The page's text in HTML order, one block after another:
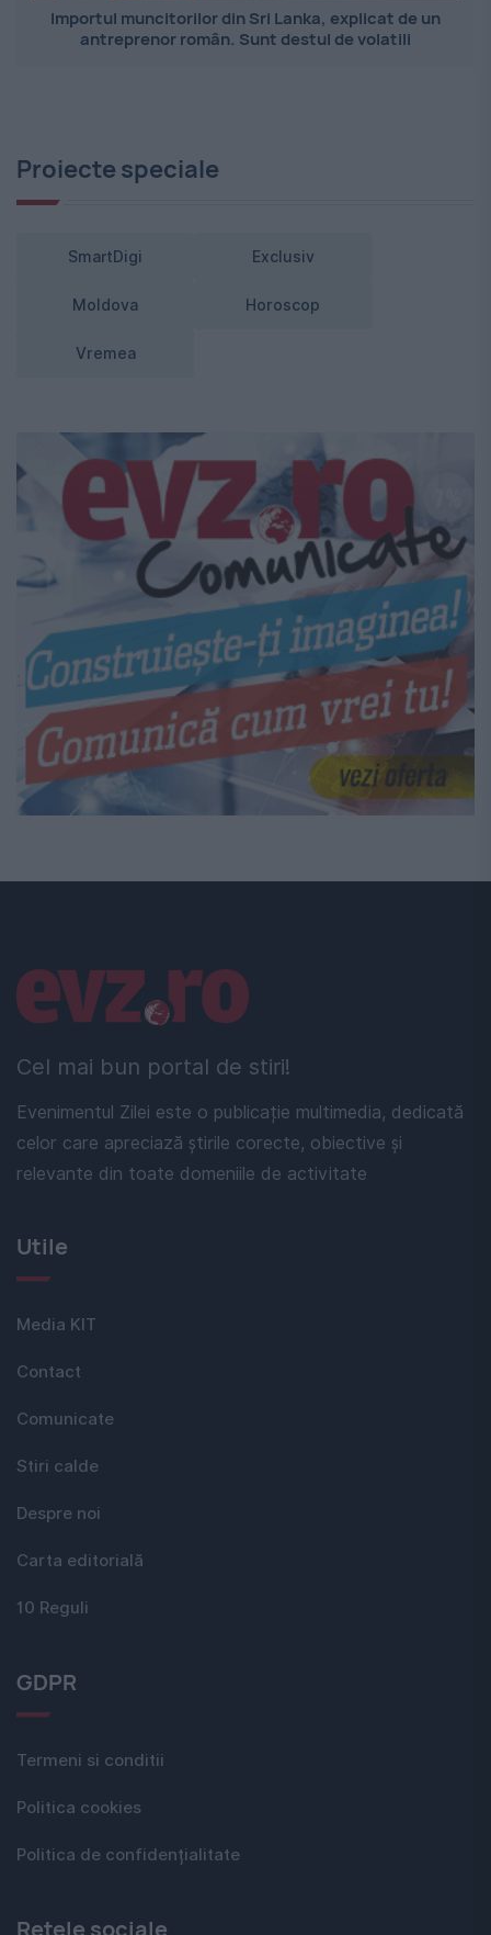
Importul muncitorilor din Sri Lanka, explicat de un
antreprenor român. Sunt destul de volatili
Proiecte speciale
SmartDigi Exclusiv
Moldova Horoscop
Vremea
Cel mai bun portal de stiri!
Evenimentul Zilei este o publicație multimedia, dedicată
celor care apreciază știrile corecte, obiective și
relevante din toate domeniile de activitate
Linkuri utile
Utile
Media KIT
Contact
Comunicate
Stiri calde
Despre noi
Carta editorială
10 Reguli
GDPR
Termeni si conditii
Politica cookies
Politica de confidențialitate
Rețele sociale